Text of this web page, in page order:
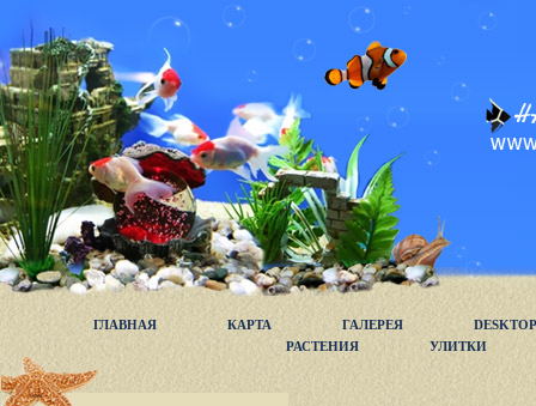
ГЛАВНАЯ КАРТА ГАЛЕРЕЯ
DESKTOP
РАСТЕНИЯ
УЛИТКИ